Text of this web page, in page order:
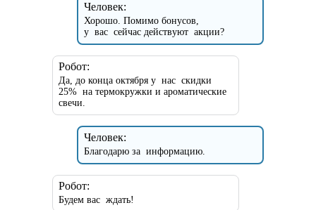
Человек:
Хорошо. Помимо бонусов,
у вас сейчас действуют акции?
Робот:
Да, до конца октября у нас скидки
25% на термокружки и ароматические
свечи.
Человек:
Благодарю за информацию.
Робот:
Будем вас ждать!